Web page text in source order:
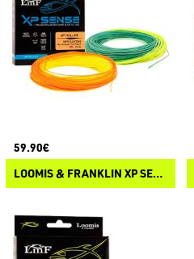
59.90€
LOOMIS & FRANKLIN XP SENSE F-ROLLER